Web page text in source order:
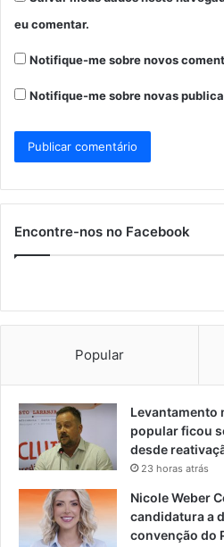
eu comentar.
Notifique-me sobre novos
Notifique-me sobre novas
Encontre-nos no Facebook
Popular
Levantamento
popular ficou
desde
23 horas atrás
Nicole Weber
candidatura a
convenção do